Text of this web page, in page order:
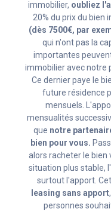
immobilier, oubliez
20% du prix du bien
(dès 7500€, par
qui n'ont pas la
importantes
immobilier avec notre
Ce dernier paye le
future résidence
mensuels.
mensualités
que notre
bien pour vous.
alors racheter le bien
situation plus stable,
surtout l'apport.
leasing sans apport
personnes